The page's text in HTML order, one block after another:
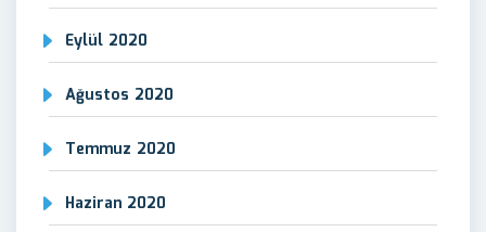
Eylül 2020
Ağustos 2020
Temmuz 2020
Haziran 2020